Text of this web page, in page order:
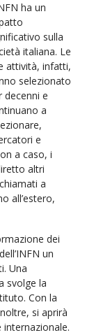
ha un
sulla
italiana. Le
attività, infatti,
selezionato
decenni e
a
e
a caso, i
altri
a
all’estero,
dei
un
Una
svolge la
Con la
si aprirà